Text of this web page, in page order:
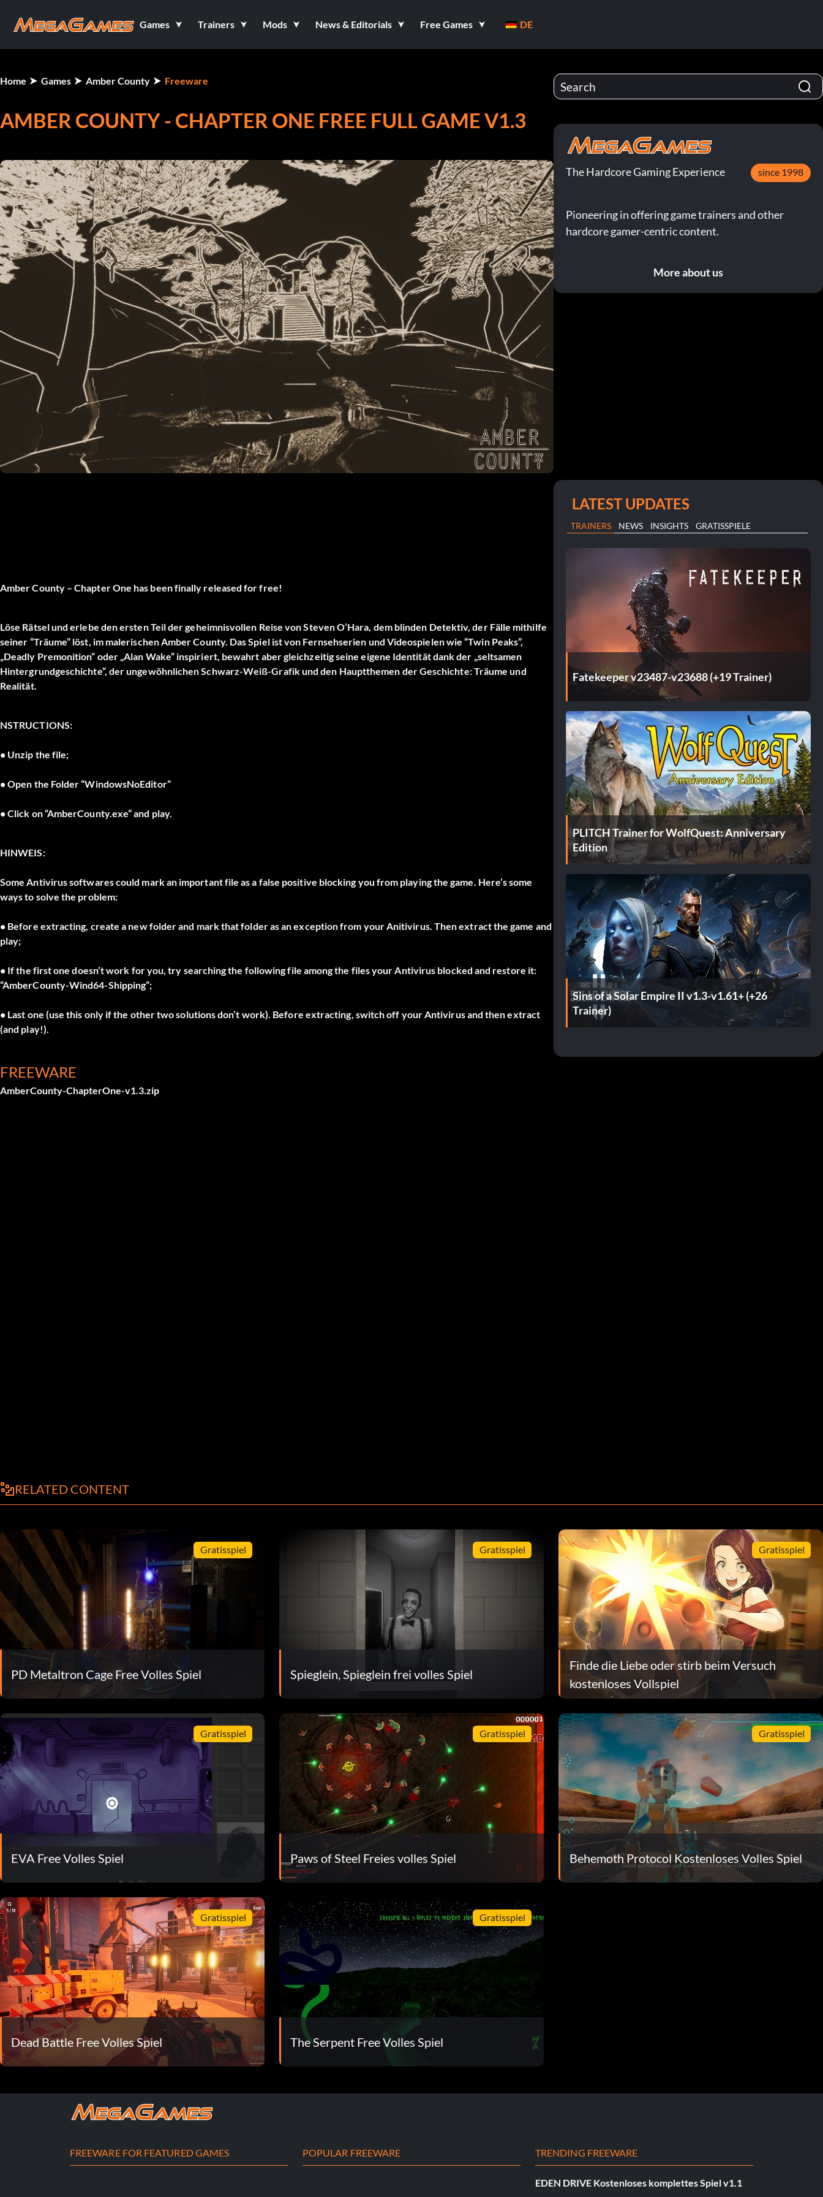
Games Trainers Mods News & Editorials Free Games DE
Home Games Amber County Freeware
AMBER COUNTY - CHAPTER ONE FREE FULL GAME V1.3
Amber County – Chapter One has been finally released for free!
Löse Rätsel und erlebe den ersten Teil der geheimnisvollen Reise von Steven O’Hara, dem blinden Detektiv, der Fälle mithilfe
seiner “Träume” löst, im malerischen Amber County. Das Spiel ist von Fernsehserien und Videospielen wie “Twin Peaks”,
„Deadly Premonition“ oder „Alan Wake“ inspiriert, bewahrt aber gleichzeitig seine eigene Identität dank der „seltsamen
Hintergrundgeschichte“, der ungewöhnlichen Schwarz-Weiß-Grafik und den Hauptthemen der Geschichte: Träume und
Realität.
NSTRUCTIONS:
• Unzip the file;
• Open the Folder “WindowsNoEditor”
• Click on “AmberCounty.exe” and play.
HINWEIS:
Some Antivirus softwares could mark an important file as a false positive blocking you from playing the game. Here’s some
ways to solve the problem:
• Before extracting, create a new folder and mark that folder as an exception from your Anitivirus. Then extract the game and
play;
• If the first one doesn’t work for you, try searching the following file among the files your Antivirus blocked and restore it:
“AmberCounty-Wind64-Shipping”;
• Last one (use this only if the other two solutions don’t work). Before extracting, switch off your Antivirus and then extract
(and play!).
FREEWARE
AmberCounty-ChapterOne-v1.3.zip
The Hardcore Gaming Experience since 1998
Pioneering in offering game trainers and other
hardcore gamer-centric content.
More about us
LATEST UPDATES
TRAINERS NEWS INSIGHTS GRATISSPIELE
Fatekeeper v23487-v23688 (+19 Trainer)
PLITCH Trainer for WolfQuest: Anniversary
Edition
Sins of a Solar Empire II v1.3-v1.61+ (+26
Trainer)
RELATED CONTENT
Gratisspiel
PD Metaltron Cage Free Volles Spiel
Gratisspiel
Spieglein, Spieglein frei volles Spiel
Gratisspiel
Finde die Liebe oder stirb beim Versuch
kostenloses Vollspiel
Gratisspiel
EVA Free Volles Spiel
Gratisspiel
Paws of Steel Freies volles Spiel
Gratisspiel
Behemoth Protocol Kostenloses Volles Spiel
Gratisspiel
Dead Battle Free Volles Spiel
Gratisspiel
The Serpent Free Volles Spiel
FREEWARE FOR FEATURED GAMES POPULAR FREEWARE TRENDING FREEWARE
EDEN DRIVE Kostenloses komplettes Spiel v1.1